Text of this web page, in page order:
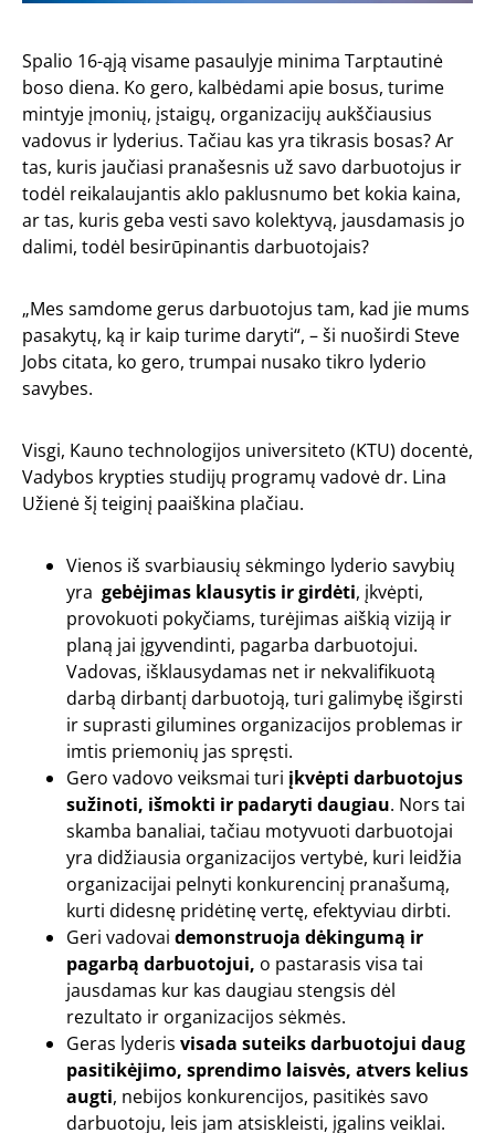
Spalio 16-ąją visame pasaulyje minima Tarptautinė
boso diena. Ko gero, kalbėdami apie bosus, turime
mintyje įmonių, įstaigų, organizacijų aukščiausius
vadovus ir lyderius. Tačiau kas yra tikrasis bosas? Ar
tas, kuris jaučiasi pranašesnis už savo darbuotojus ir
todėl reikalaujantis aklo paklusnumo bet kokia kaina,
ar tas, kuris geba vesti savo kolektyvą, jausdamasis jo
dalimi, todėl besirūpinantis darbuotojais?
„Mes samdome gerus darbuotojus tam, kad jie mums
pasakytų, ką ir kaip turime daryti“, – ši nuoširdi Steve
Jobs citata, ko gero, trumpai nusako tikro lyderio
savybes.
Visgi, Kauno technologijos universiteto (KTU) docentė,
Vadybos krypties studijų programų vadovė dr. Lina
Užienė šį teiginį paaiškina plačiau.
Vienos iš svarbiausių sėkmingo lyderio savybių
yra gebėjimas klausytis ir girdėti, įkvėpti,
provokuoti pokyčiams, turėjimas aiškią viziją ir
planą jai įgyvendinti, pagarba darbuotojui.
Vadovas, išklausydamas net ir nekvalifikuotą
darbą dirbantį darbuotoją, turi galimybę išgirsti
ir suprasti gilumines organizacijos problemas ir
imtis priemonių jas spręsti.
Gero vadovo veiksmai turi įkvėpti darbuotojus
sužinoti, išmokti ir padaryti daugiau. Nors tai
skamba banaliai, tačiau motyvuoti darbuotojai
yra didžiausia organizacijos vertybė, kuri leidžia
organizacijai pelnyti konkurencinį pranašumą,
kurti didesnę pridėtinę vertę, efektyviau dirbti.
Geri vadovai demonstruoja dėkingumą ir
pagarbą darbuotojui, o pastarasis visa tai
jausdamas kur kas daugiau stengsis dėl
rezultato ir organizacijos sėkmės.
Geras lyderis visada suteiks darbuotojui daug
pasitikėjimo, sprendimo laisvės, atvers kelius
augti, nebijos konkurencijos, pasitikės savo
darbuotoju, leis jam atsiskleisti, įgalins veiklai.